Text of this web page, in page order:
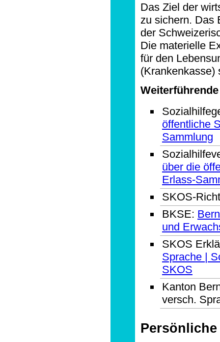
Das Ziel der
zu sichern. Das
der
Die materielle
für den
(Krankenkasse)
öffentliche
Sammlung
über die
Erlass-
SKOS-
BKSE:
und
SKOS
Sprache |
SKOS
Kanton
versch.